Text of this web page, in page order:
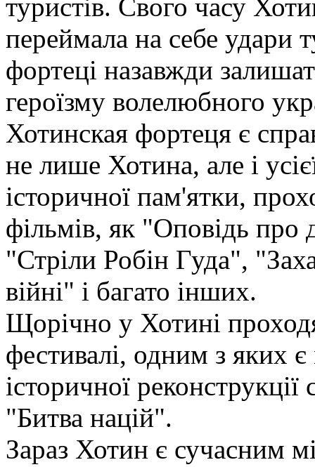
туристів. Свого часу
переймала на себе удари
фортеці назавжди
героїзму волелюбного
Хотинская фортеця є
не лише Хотина, але і
історичної пам'ятки,
фільмів, як "Оповідь про
"Стріли Робін Гуда",
війні" і багато інших.
Щорічно у Хотині
фестивалі, одним з яких
історичної
"Битва націй".
Зараз Хотин є сучасним